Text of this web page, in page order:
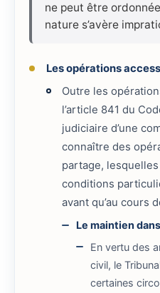
ne peut être
nature s’avère
Les opérations
Outre les
l’article 841 du
judiciaire d’une
connaître des
partage,
conditions
avant qu’au cours
Le maintien
En vertu des
civil, le
certaines